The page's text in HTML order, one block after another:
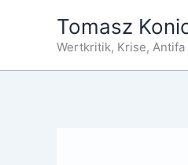
Tomasz
Wertkritik, Krise, Antifa